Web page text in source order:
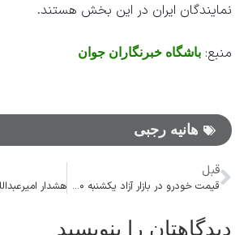
نمایندگان ایران در این بخش هستند.
منبع: باشگاه خبرنگاران جوان
هانیه رجبی
قبل
قیمت خودرو در بازار آزاد یکشنبه ۳۰ مهر ۱۴۰۲
دیدگاهتان را بنویسید